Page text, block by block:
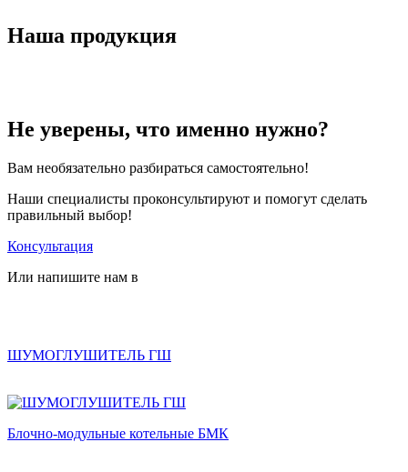
Наша продукция
Не уверены, что именно нужно?
Вам необязательно разбираться самостоятельно!
Наши специалисты проконсультируют и помогут сделать
правильный выбор!
Консультация
Или напишите нам в
ШУМОГЛУШИТЕЛЬ ГШ
Блочно-модульные котельные БМК